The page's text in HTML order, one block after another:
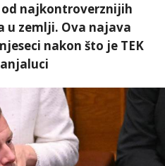
od najkontroverznijih
u zemlji. Ova najava
nakon što je TEK